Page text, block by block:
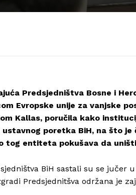
Predsjedništva Bosne i
Evropske unije za vanjske
Kallas, poručila kako
ustavnog poretka BiH, na što
tog entiteta pokušava da
BiH sastali su se jučer
Predsjednitšva održana je